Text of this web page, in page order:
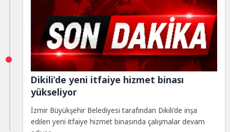
Dikili’de yeni itfaiye hizmet binası
yükseliyor
İzmir Büyükşehir Belediyesi tarafından Dikili'de inşa
edilen yeni itfaiye hizmet binasında çalışmalar devam